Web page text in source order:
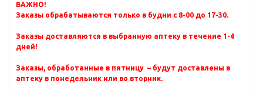
ВАЖНО!
Заказы обрабатываются только в будни с 8-00 до 17-30.
Заказы доставляются в выбранную аптеку в течение 1-4
дней!
Заказы, обработанные в пятницу – будут доставлены в
аптеку в понедельник или во вторник.